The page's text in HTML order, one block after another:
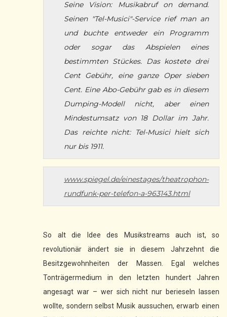
Seine Vision: Musikabruf on demand.
Seinen "Tel-Musici"-Service rief man an
und buchte entweder ein Programm
oder sogar das Abspielen eines
bestimmten Stückes. Das kostete drei
Cent Gebühr, eine ganze Oper sieben
Cent. Eine Abo-Gebühr gab es in diesem
Dumping-Modell nicht, aber einen
Mindestumsatz von 18 Dollar im Jahr.
Das reichte nicht: Tel-Musici hielt sich
nur bis 1911.
www.spiegel.de/einestages/theatrophon-
rundfunk-per-telefon-a-963143.html
So alt die Idee des Musikstreams auch ist, so
revolutionär ändert sie in diesem Jahrzehnt die
Besitzgewohnheiten der Massen. Egal welches
Tonträgermedium in den letzten hundert Jahren
angesagt war – wer sich nicht nur berieseln lassen
wollte, sondern selbst Musik aussuchen, erwarb einen